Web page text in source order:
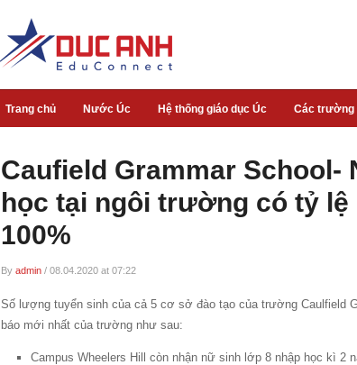
Trang chủ Nước Úc Hệ thống giáo dục Úc Các trường
Caufield Grammar School-
học tại ngôi trường có tỷ
100%
By admin / 08.04.2020 at 07:22
Số lượng tuyển sinh của cả 5 cơ sở đào tạo của trường Caulfield
báo mới nhất của trường như sau:
Campus Wheelers Hill còn nhận nữ sinh lớp 8 nhập học kì 2